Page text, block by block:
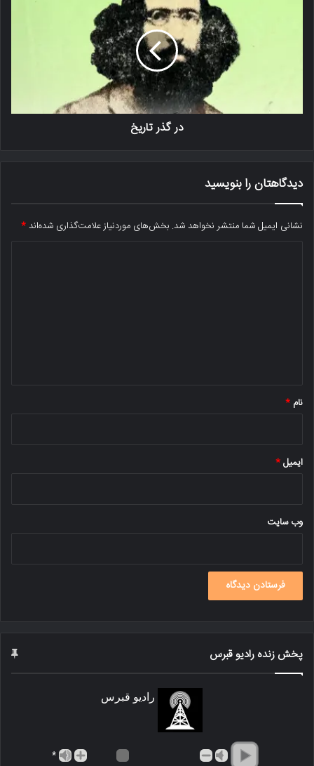
در گذر تاریخ
دیدگاهتان را بنویسید
نشانی ایمیل شما منتشر نخواهد شد. بخش‌های موردنیاز علامت‌گذاری شده‌اند*
نام *
ایمیل*
وب‌ سایت
پخش زنده رادیو قبرس
رادیو قبرس
*